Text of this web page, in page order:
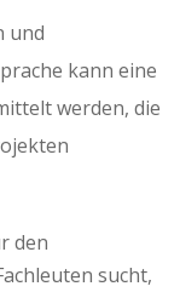
und
kann eine
werden, die
den
sucht,